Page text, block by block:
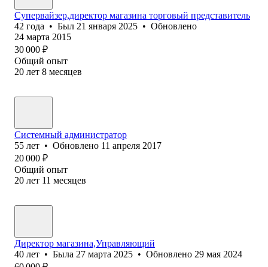
Супервайзер,директор магазина торговый представитель
42 года • Был 21 января 2025 • Обновлено
24 марта 2015
30 000 ₽
Общий опыт
20 лет 8 месяцев
Системный администратор
55 лет • Обновлено 11 апреля 2017
20 000 ₽
Общий опыт
20 лет 11 месяцев
Директор магазина,Управляющий
40 лет • Была 27 марта 2025 • Обновлено 29 мая 2024